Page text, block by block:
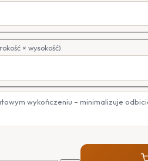
× wysokość)
wykończeniu – minimalizuje